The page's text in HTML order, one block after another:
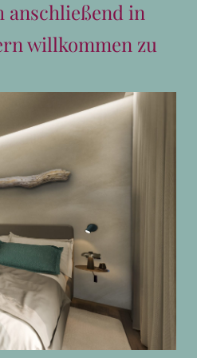
Essen für Zwei
Schweinsbraten mit herrlicher
und Speck-Krautsalat - ein
Genuss immer Sonntags
Details
anschließend in
willkommen zu